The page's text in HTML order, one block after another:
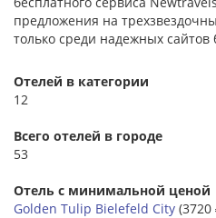
предложения на
только среди надежных
Отелей в категории
12
Всего отелей в городе
53
Отель с минимальной ценой
Golden Tulip Bielefeld City (3720